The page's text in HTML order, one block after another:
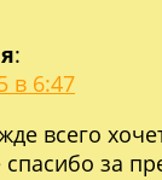
:
в 6:47
всего
за